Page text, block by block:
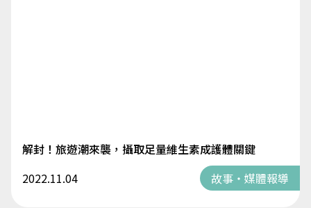
解封！旅遊潮來襲，攝取足量維生素成護體關鍵
2022.11.04
故事・媒體報導